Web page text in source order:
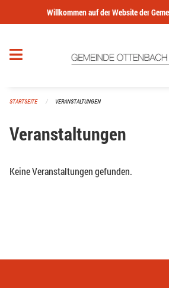
Navigation überspringen
Willkommen auf der Website der
STARTSEITE VERANSTALTUNGEN
Veranstaltungen
Keine Veranstaltungen gefunden.